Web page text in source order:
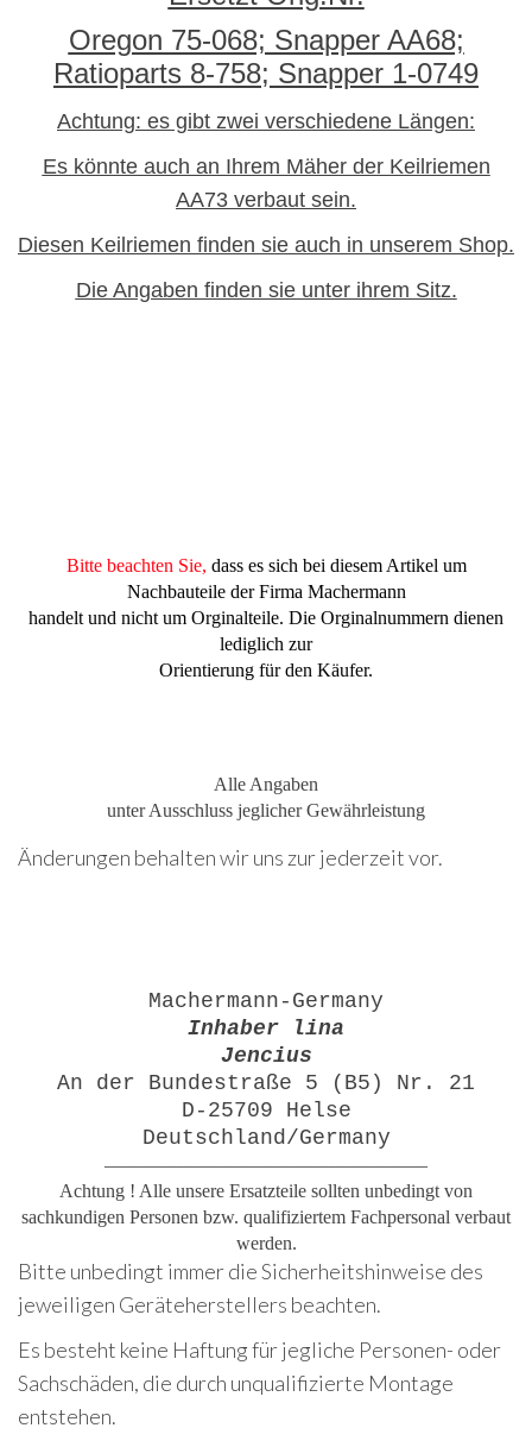
Oregon 75-068; Snapper AA68;
Ratioparts 8-758; Snapper 1-0749
Achtung: es gibt zwei verschiedene Längen:
Es könnte auch an Ihrem Mäher der Keilriemen
AA73 verbaut sein.
Diesen Keilriemen finden sie auch in unserem Shop.
Die Angaben finden sie unter ihrem Sitz.
Bitte beachten Sie, dass es sich bei diesem Artikel um
Nachbauteile der Firma Machermann
handelt und nicht um Orginalteile. Die Orginalnummern dienen
lediglich zur
Orientierung für den Käufer.
Alle Angaben
unter Ausschluss jeglicher Gewährleistung
Änderungen behalten wir uns zur jederzeit vor.
Machermann-Germany
Inhaber lina
Jencius
An der Bundestraße 5 (B5) Nr. 21
D-25709 Helse
Deutschland/Germany
—————————————————
Achtung ! Alle unsere Ersatzteile sollten unbedingt von
sachkundigen Personen bzw. qualifiziertem Fachpersonal verbaut
werden.
Bitte unbedingt immer die Sicherheitshinweise des
jeweiligen Geräteherstellers beachten.
Es besteht keine Haftung für jegliche Personen- oder
Sachschäden, die durch unqualifizierte Montage
entstehen.